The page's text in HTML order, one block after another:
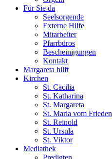
Für Sie da
Seelsorgende
Externe Hilfe
Mitarbeiter
Pfarrbüros
Bescheinigungen
Kontakt
Margareta hilft
Kirchen
St. Cäcilia
St. Katharina
St. Margareta
St. Maria vom Frieden
St. Reinold
St. Ursula
St. Viktor
Mediathek
Predigten